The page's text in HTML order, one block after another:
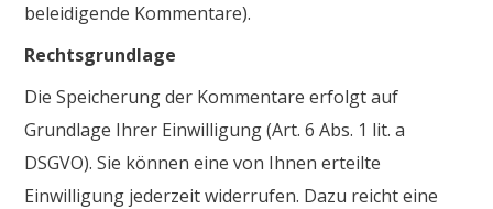
beleidigende Kommentare).
Rechtsgrundlage
Die Speicherung der Kommentare erfolgt auf
Grundlage Ihrer Einwilligung (Art. 6 Abs. 1 lit. a
DSGVO). Sie können eine von Ihnen erteilte
Einwilligung jederzeit widerrufen. Dazu reicht eine